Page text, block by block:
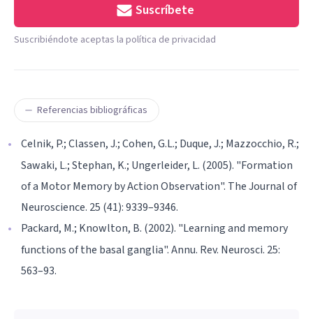
Suscríbete
Suscribiéndote aceptas la política de privacidad
Referencias bibliográficas
Celnik, P.; Classen, J.; Cohen, G.L.; Duque, J.; Mazzocchio, R.;
Sawaki, L.; Stephan, K.; Ungerleider, L. (2005). "Formation
of a Motor Memory by Action Observation". The Journal of
Neuroscience. 25 (41): 9339–9346.
Packard, M.; Knowlton, B. (2002). "Learning and memory
functions of the basal ganglia". Annu. Rev. Neurosci. 25:
563–93.